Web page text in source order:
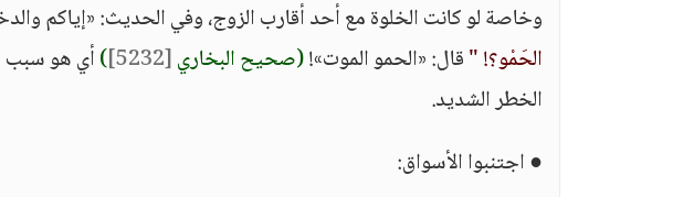
وخاصة لو كانت الخلوة مع أحد أقارب الزوج، وفي الحديث: «إياكم
الحَمْو؟! "قال: «الحمو الموت»!(صحيح البخاري[5232]
)أي هو سبب
الخطر الشديد.
● اجتنبوا الأسواق: